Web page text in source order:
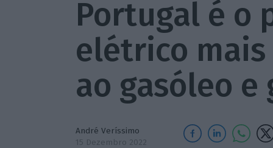
Portugal é o
elétrico mais
ao gasóleo e
André Veríssimo
15 Dezembro 2022